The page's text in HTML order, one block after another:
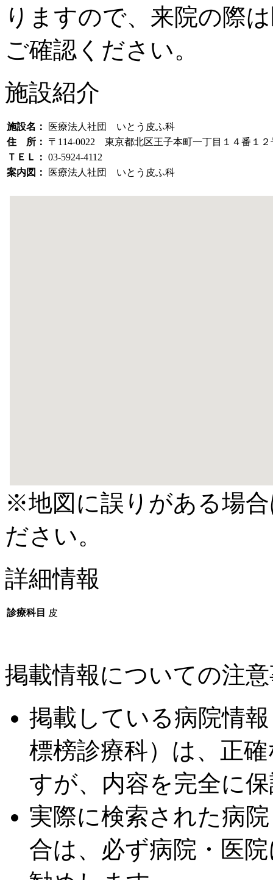
りますので、来院の際
ご確認ください。
施設紹介
施設名：
医療法人社団 いとう皮ふ科
住 所：
〒114-0022 東京都北区王子本町一丁目１４番１
ＴＥＬ： 03-5924-4112
案内図：
医療法人社団 いとう皮ふ科
※地図に誤りがある場
ださい。
詳細情報
診療科目 皮
掲載情報についての注
掲載している病院情
標榜診療科）は、正
すが、内容を完全に
実際に検索された病
合は、必ず病院・医